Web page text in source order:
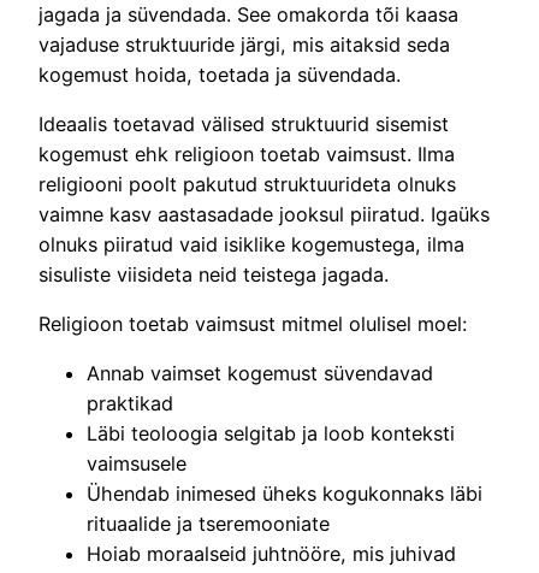
jagada ja süvendada. See omakorda tõi kaasa
vajaduse struktuuride järgi, mis aitaksid seda
kogemust hoida, toetada ja süvendada.
Ideaalis toetavad välised struktuurid sisemist
kogemust ehk religioon toetab vaimsust. Ilma
religiooni poolt pakutud struktuurideta olnuks
vaimne kasv aastasadade jooksul piiratud. Igaüks
olnuks piiratud vaid isiklike kogemustega, ilma
sisuliste viisideta neid teistega jagada.
Religioon toetab vaimsust mitmel olulisel moel:
Annab vaimset kogemust süvendavad
praktikad
Läbi teoloogia selgitab ja loob konteksti
vaimsusele
Ühendab inimesed üheks kogukonnaks läbi
rituaalide ja tseremooniate
Hoiab moraalseid juhtnööre, mis juhivad